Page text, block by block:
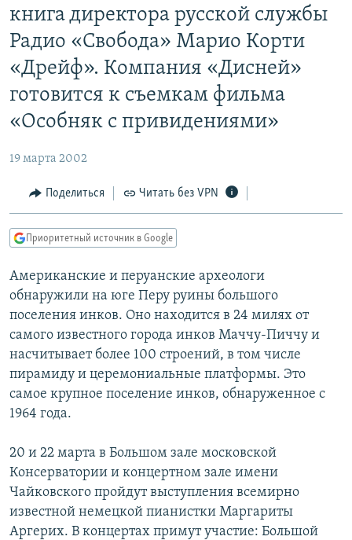
ПОДПИШИТЕСЬ НА РАССЫЛКУ
СОЦИАЛЬНЫЕ СЕТИ
Все сайты РСЕ/РС
книга директора русской службы
Радио «Свобода» Марио Корти
«Дрейф». Компания «Дисней»
готовится к съемкам фильма
«Особняк с привидениями»
19 марта 2002
Поделиться Читать без VPN
Приоритетный источник в Google
Американские и перуанские археологи
обнаружили на юге Перу руины большого
поселения инков. Оно находится в 24 милях от
самого известного города инков Маччу-Пиччу и
насчитывает более 100 строений, в том числе
пирамиду и церемониальные платформы. Это
самое крупное поселение инков, обнаруженное с
1964 года.
20 и 22 марта в Большом зале московской
Консерватории и концертном зале имени
Чайковского пройдут выступления всемирно
известной немецкой пианистки Маргариты
Аргерих. В концертах примут участие: Большой